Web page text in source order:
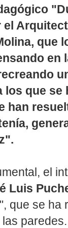
el
que
en
los que se
han
el
Luis
que se ha
paredes.